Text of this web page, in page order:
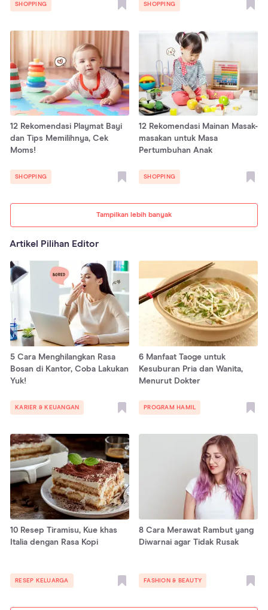
Tampilkan lebih banyak
SHOPPING SHOPPING
12 Rekomendasi Playmat Bayi
dan Tips Memilihnya, Cek
Moms!
SHOPPING
12 Rekomendasi Mainan Masak-
masakan untuk Masa
Pertumbuhan Anak
SHOPPING
Artikel Pilihan Editor
5 Cara Menghilangkan Rasa
Bosan di Kantor, Coba Lakukan
Yuk!
KARIER & KEUANGAN
6 Manfaat Taoge untuk
Kesuburan Pria dan Wanita,
Menurut Dokter
PROGRAM HAMIL
10 Resep Tiramisu, Kue khas
Italia dengan Rasa Kopi
RESEP KELUARGA
8 Cara Merawat Rambut yang
Diwarnai agar Tidak Rusak
FASHION & BEAUTY